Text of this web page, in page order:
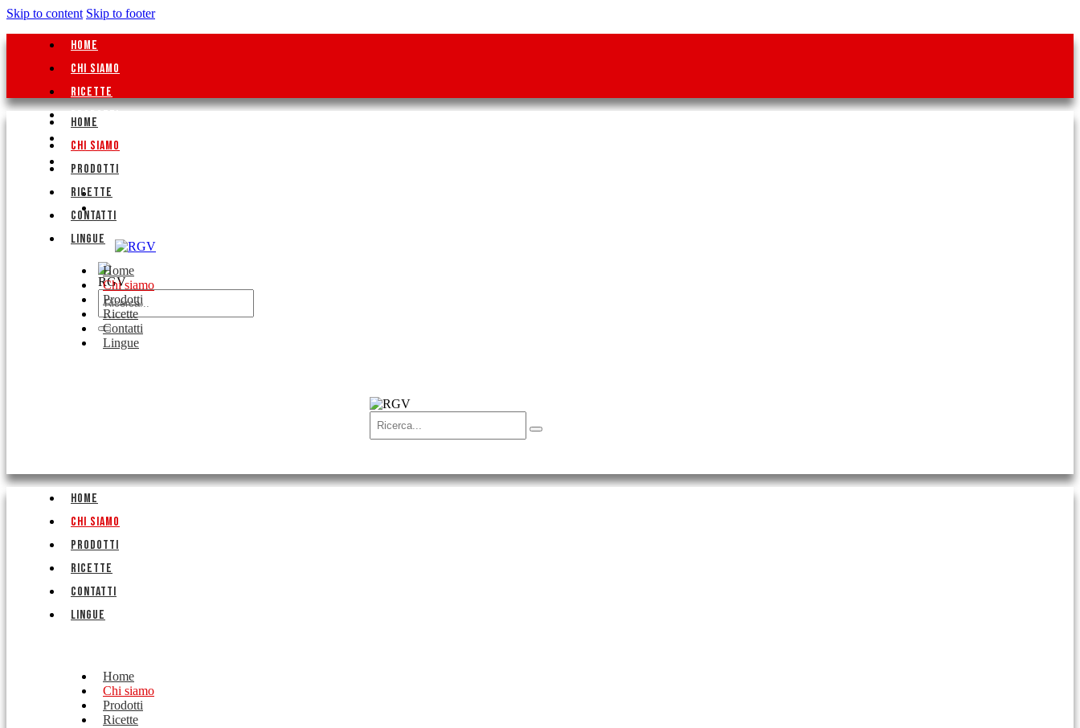
Skip to content Skip to footer
HOME
CHI SIAMO
RICETTE
PRODOTTI
LINEA PROFESSIONALE
CONTATTI
HOME
CHI SIAMO
PRODOTTI
RICETTE
CONTATTI
LINGUE
Home
Chi siamo
Prodotti
Ricette
Contatti
Lingue
HOME
CHI SIAMO
PRODOTTI
RICETTE
CONTATTI
LINGUE
Home
Chi siamo
Prodotti
Ricette